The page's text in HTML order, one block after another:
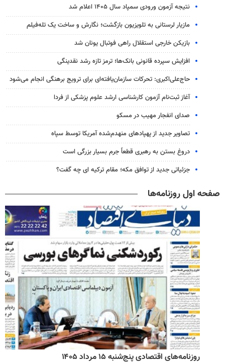
نتیجه آزمون ورودی سمپاد سال ۱۴۰۵ اعلام شد
مازیار لرستانی به تلویزیون بازگشت؛ نگارش و ساخت یک تله‌فیلم
بازیکن خارجی استقلال راهی فوتبال یونان شد
افزایش سپرده قانونی بانک‌ها؛ ترمز تازه رشد نقدینگی
حاج‌علی‌اکبری: تحرکات سازمان‌یافته‌ای برای ترویج برهنگی انجام می‌شود
آغاز ثبت‌نام‌ آزمون کارشناسی ارشد علوم پزشکی از فردا
صدای انفجار مهیب در مسکو
تصاویر جدید از پهپادهای منهدم‌شده آمریکا توسط سپاه
دروغ بستن به رهبری قطعاً جرم بسیار بزرگی است
جزئیاتی جدید از توافق مکه؛ مقام ترکیه ای چه گفت؟
صفحه اول روزنامه‌ها
روزنامه‌های اقتصادی پنج‌شنبه ۱۵ مرداد ۱۴۰۵